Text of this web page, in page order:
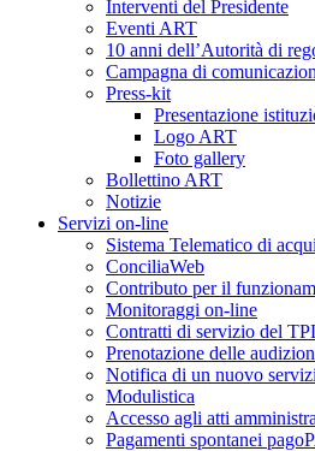
Interventi del Presidente
Eventi ART
10 anni dell’Autorità di
Campagna di
Press-kit
Presentazione
Logo ART
Foto gallery
Bollettino ART
Notizie
Servizi on-line
Sistema Telematico di
ConciliaWeb
Contributo per il
Monitoraggi on-line
Contratti di servizio del
Prenotazione delle
Notifica di un nuovo
Modulistica
Accesso agli atti
Pagamenti spontanei